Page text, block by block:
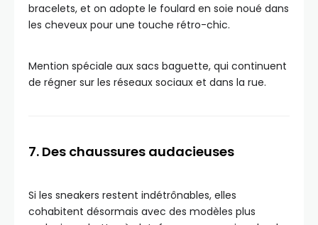
bracelets, et on adopte le foulard en soie noué dans
les cheveux pour une touche rétro-chic.
Mention spéciale aux sacs baguette, qui continuent
de régner sur les réseaux sociaux et dans la rue.
7. Des chaussures audacieuses
Si les sneakers restent indétrônables, elles
cohabitent désormais avec des modèles plus